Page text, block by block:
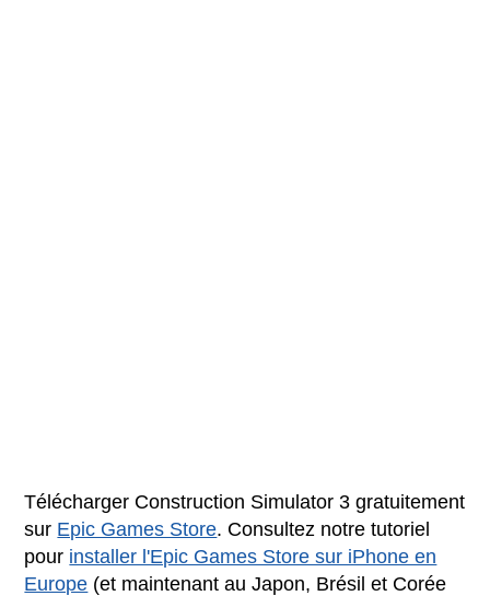
Télécharger Construction Simulator 3 gratuitement
sur Epic Games Store. Consultez notre tutoriel
pour installer l'Epic Games Store sur iPhone en
Europe (et maintenant au Japon, Brésil et Corée